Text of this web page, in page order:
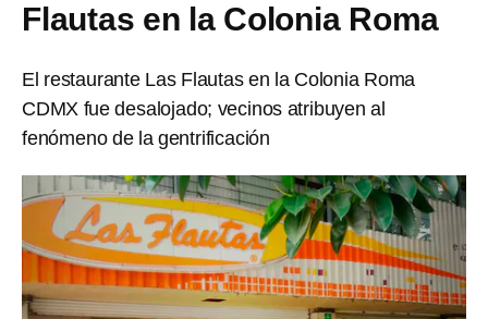
Flautas en la Colonia Roma
El restaurante Las Flautas en la Colonia Roma
CDMX fue desalojado; vecinos atribuyen al
fenómeno de la gentrificación